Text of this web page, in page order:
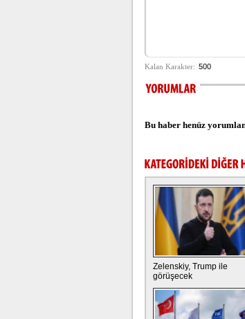
Bu haber henüz
Zelenskiy, Trump ile
görüşecek